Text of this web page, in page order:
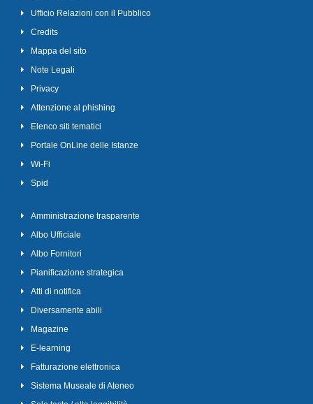
Ufficio Relazioni con il Pubblico
Credits
Mappa del sito
Note Legali
Privacy
Attenzione al phishing
Elenco siti tematici
Portale OnLine delle Istanze
Wi-Fi
Spid
Amministrazione trasparente
Albo Ufficiale
Albo Fornitori
Pianificazione strategica
Atti di notifica
Diversamente abili
Magazine
E-learning
Fatturazione elettronica
Sistema Museale di Ateneo